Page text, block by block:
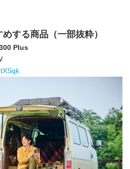
する商品（一部抜粋）
Plus